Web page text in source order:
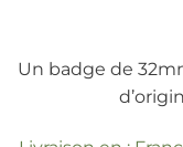
Un badge de